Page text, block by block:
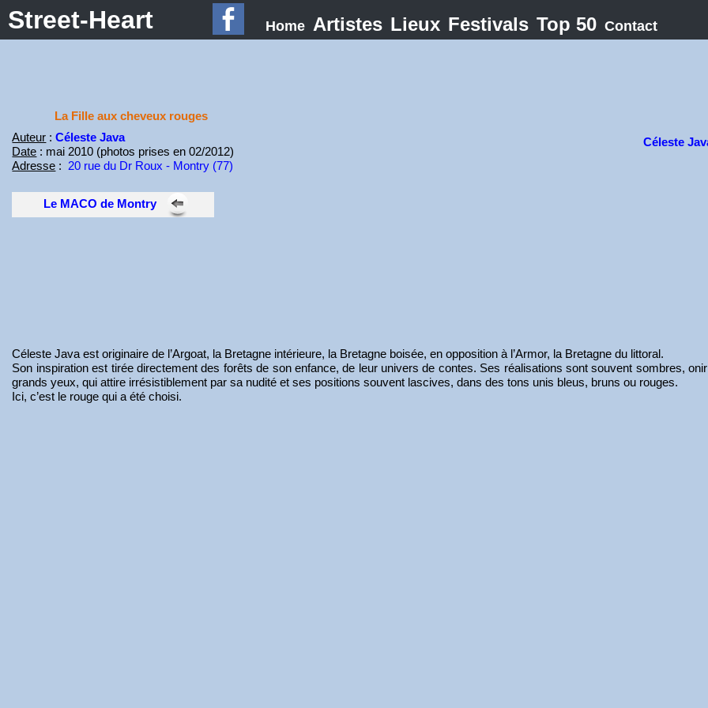
Street-Heart Home Artistes Lieux Festivals Top 50 Contact
La Fille aux cheveux rouges
Auteur :Céleste Java
Date : mai 2010 (photos prises en 02/2012)
Adresse : 20 rue du Dr Roux - Montry (77)
Le MACO de Montry
Céleste
Céleste Java est originaire de l’Argoat, la Bretagne intérieure, la Bretagne boisée, en opposition à l’Armor, la Bretagne du littoral.
Son inspiration est tirée directement des forêts de son enfance, de leur univers de contes. Ses réalisations sont souvent sombres,
grands yeux, qui attire irrésistiblement par sa nudité et ses positions souvent lascives, dans des tons unis bleus, bruns ou rouges.
Ici, c’est le rouge qui a été choisi.